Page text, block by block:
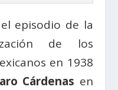
episodio de la
de los
en 1938
Cárdenas en